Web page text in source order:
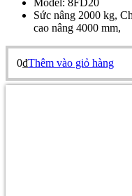
Sức nâng 2000 kg,
cao nâng 4000 mm,
0₫Thêm vào giỏ hàng